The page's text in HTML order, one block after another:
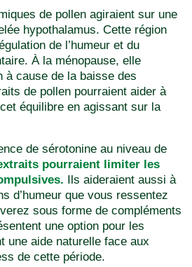
de pollen agiraient sur une
hypothalamus. Cette région
de l’humeur et du
À la ménopause, elle
à cause de la baisse des
de pollen pourraient aider à
équilibre en agissant sur la
de sérotonine au niveau de
pourraient limiter les
Ils aideraient aussi à
d’humeur que vous ressentez
sous forme de compléments
une option pour les
une aide naturelle face aux
de cette période.